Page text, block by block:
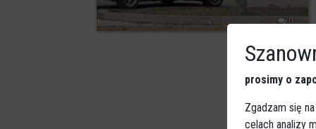
0
prosimy o
Zgadzam się
celach analizy